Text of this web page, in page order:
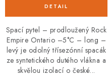
Spací pytel – prodloužený Rock
Empire Ontario –5°C – long –
levý je odolný třísezónní spacák
ze syntetického dutého vlákna a
skvělou izolací o české...